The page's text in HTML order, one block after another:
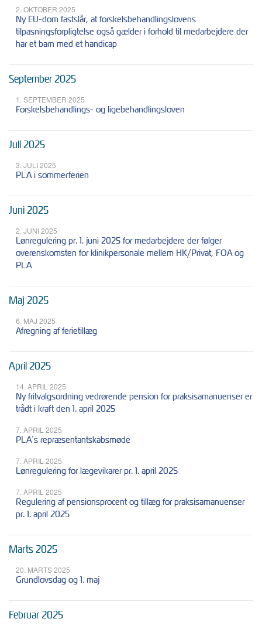
2. OKTOBER 2025
Ny EU-dom fastslår, at forskelsbehandlingslovens
tilpasningsforpligtelse også gælder i forhold til medarbejdere der
har et barn med et handicap
September 2025
1. SEPTEMBER 2025
Forskelsbehandlings- og ligebehandlingsloven
Juli 2025
3. JULI 2025
PLA i sommerferien
Juni 2025
2. JUNI 2025
Lønregulering pr. 1. juni 2025 for medarbejdere der følger
overenskomsten for klinikpersonale mellem HK/Privat, FOA og
PLA
Maj 2025
6. MAJ 2025
Afregning af ferietillæg
April 2025
14. APRIL 2025
Ny fritvalgsordning vedrørende pension for praksisamanuenser er
trådt i kraft den 1. april 2025
7. APRIL 2025
PLA´s repræsentantskabsmøde
7. APRIL 2025
Lønregulering for lægevikarer pr. 1. april 2025
7. APRIL 2025
Regulering af pensionsprocent og tillæg for praksisamanuenser
pr. 1. april 2025
Marts 2025
20. MARTS 2025
Grundlovsdag og 1. maj
Februar 2025